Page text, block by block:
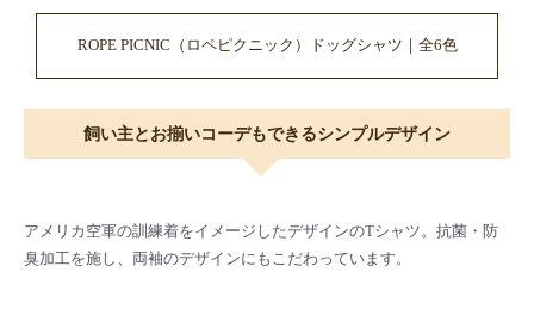
ROPE PICNIC（ロペピクニック）ドッグシャツ｜全6色
飼い主とお揃いコーデもできるシンプルデザイン
アメリカ空軍の訓練着をイメージしたデザインのTシャツ。抗菌・防
臭加工を施し、両袖のデザインにもこだわっています。